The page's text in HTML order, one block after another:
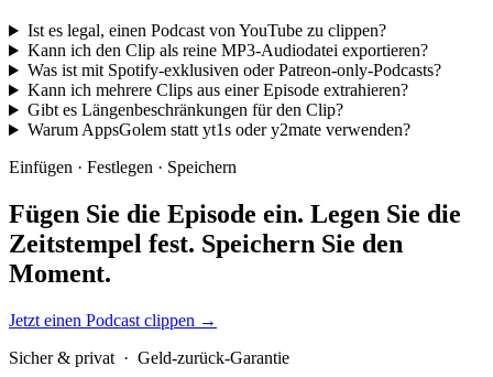
Ist es legal, einen Podcast von YouTube zu clippen?
Kann ich den Clip als reine MP3-Audiodatei exportieren?
Was ist mit Spotify-exklusiven oder Patreon-only-Podcasts?
Kann ich mehrere Clips aus einer Episode extrahieren?
Gibt es Längenbeschränkungen für den Clip?
Warum AppsGolem statt yt1s oder y2mate verwenden?
Einfügen · Festlegen · Speichern
Fügen Sie die Episode ein. Legen Sie die
Zeitstempel fest. Speichern Sie den
Moment.
Jetzt einen Podcast clippen →
Sicher & privat · Geld-zurück-Garantie